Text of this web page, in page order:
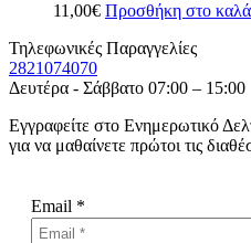
11,00€ Προσθήκη στο
Τηλεφωνικές Παραγγελίες
2821074070
Δευτέρα - Σάββατο 07:00 – 15:00
Εγγραφείτε στο Ενημερωτικό
για να μαθαίνετε πρώτοι τις
Email *